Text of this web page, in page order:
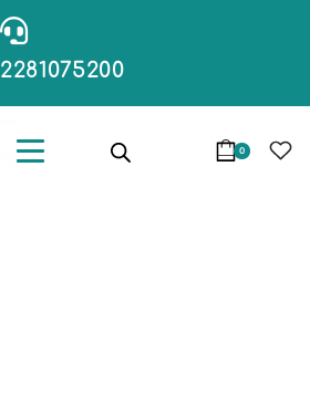
2281075200
0